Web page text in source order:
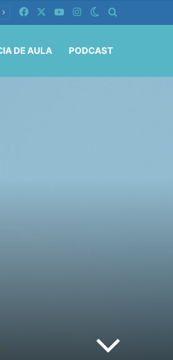
FacebookYouTubeInstagramSwitch skin
DE AULA PODCAST